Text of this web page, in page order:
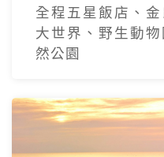
全程五星飯店、
大世界、野生動
然公園